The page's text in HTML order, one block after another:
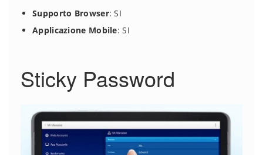
Supporto Browser: SI
Applicazione Mobile: SI
Sticky Password